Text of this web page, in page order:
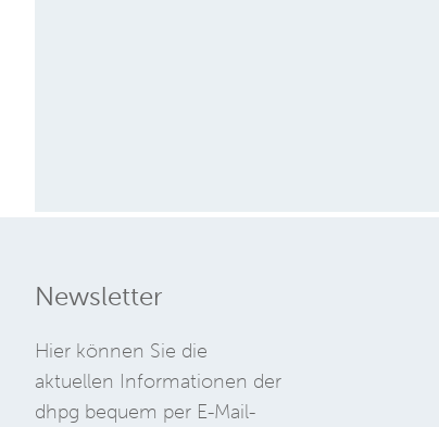
Newsletter
Hier können Sie die
aktuellen Informationen der
dhpg bequem per E-Mail-